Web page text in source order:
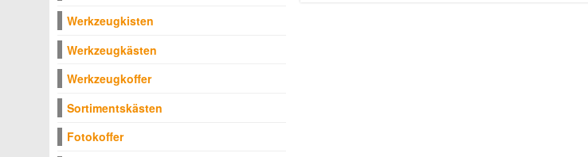
Werkzeugkisten
Werkzeugkästen
Werkzeugkoffer
Sortimentskästen
Fotokoffer